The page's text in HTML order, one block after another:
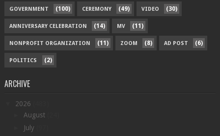
GOVERNMENT (100) CEREMONY (49) VIDEO (30)
ANNIVERSARY CELEBRATION (14) MV (11)
NONPROFIT ORGANIZATION (11) ZOOM (8) AD POST (6)
POLITICS (2)
ARCHIVE
2026
August
July